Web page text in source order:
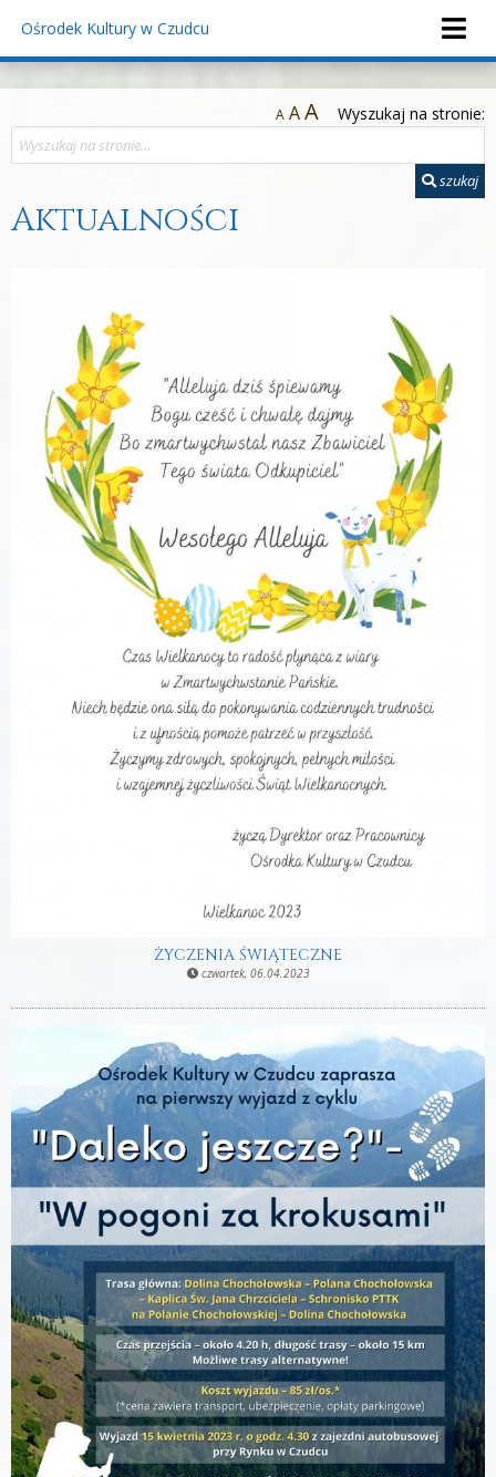
Ośrodek Kultury w Czudcu
A AA Wyszukaj na stronie:
szukaj
Aktualności
ŻYCZENIA ŚWIĄTECZNE
czwartek, 06.04.2023